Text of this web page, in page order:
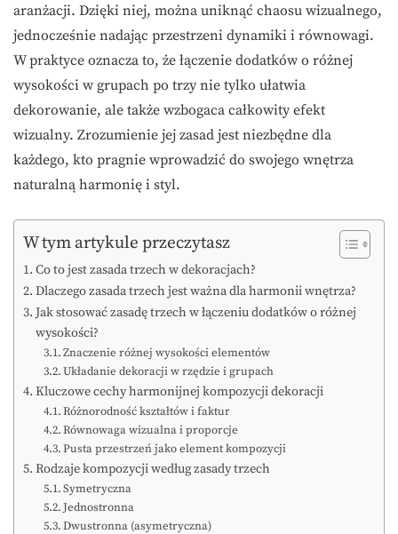
aranżacji. Dzięki niej, można uniknąć chaosu wizualnego,
jednocześnie nadając przestrzeni dynamiki i równowagi.
W praktyce oznacza to, że łączenie dodatków o różnej
wysokości w grupach po trzy nie tylko ułatwia
dekorowanie, ale także wzbogaca całkowity efekt
wizualny. Zrozumienie jej zasad jest niezbędne dla
każdego, kto pragnie wprowadzić do swojego wnętrza
naturalną harmonię i styl.
W tym artykule przeczytasz
Co to jest zasada trzech w dekoracjach?
Dlaczego zasada trzech jest ważna dla harmonii wnętrza?
Jak stosować zasadę trzech w łączeniu dodatków o różnej
wysokości?
Znaczenie różnej wysokości elementów
Układanie dekoracji w rzędzie i grupach
Kluczowe cechy harmonijnej kompozycji dekoracji
Różnorodność kształtów i faktur
Równowaga wizualna i proporcje
Pusta przestrzeń jako element kompozycji
Rodzaje kompozycji według zasady trzech
Symetryczna
Jednostronna
Dwustronna (asymetryczna)